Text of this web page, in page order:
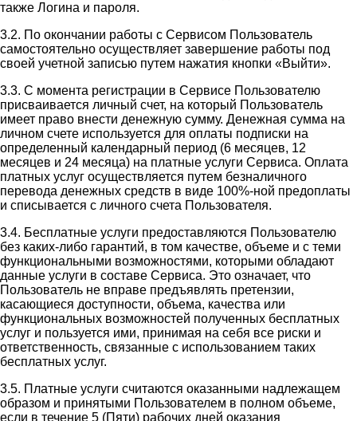
также Логина и пароля.
3.2. По окончании работы с Сервисом Пользователь
самостоятельно осуществляет завершение работы под
своей учетной записью путем нажатия кнопки «Выйти».
3.3. С момента регистрации в Сервисе Пользователю
присваивается личный счет, на который Пользователь
имеет право внести денежную сумму. Денежная сумма на
личном счете используется для оплаты подписки на
определенный календарный период (6 месяцев, 12
месяцев и 24 месяца) на платные услуги Сервиса. Оплата
платных услуг осуществляется путем безналичного
перевода денежных средств в виде 100%-ной предоплаты
и списывается с личного счета Пользователя.
3.4. Бесплатные услуги предоставляются Пользователю
без каких-либо гарантий, в том качестве, объеме и с теми
функциональными возможностями, которыми обладают
данные услуги в составе Сервиса. Это означает, что
Пользователь не вправе предъявлять претензии,
касающиеся доступности, объема, качества или
функциональных возможностей полученных бесплатных
услуг и пользуется ими, принимая на себя все риски и
ответственность, связанные с использованием таких
бесплатных услуг.
3.5. Платные услуги считаются оказанными надлежащем
образом и принятыми Пользователем в полном объеме,
если в течение 5 (Пяти) рабочих дней оказания